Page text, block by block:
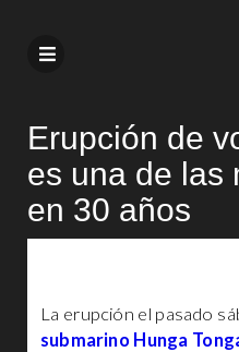
Erupción de
es una de las
en 30 años
La erupción el pasado
submarino Hunga